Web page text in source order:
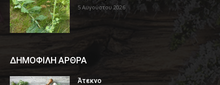
5 Αυγούστου 2026
ΔΗΜΟΦΙΛΗ ΑΡΘΡΑ
Άτεκνο